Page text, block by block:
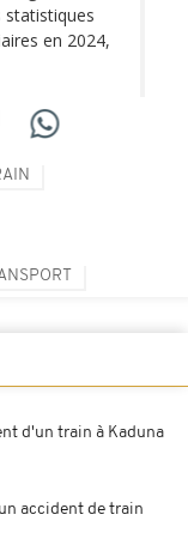
statistiques
en 2024,
d'un train à Kaduna
accident de train